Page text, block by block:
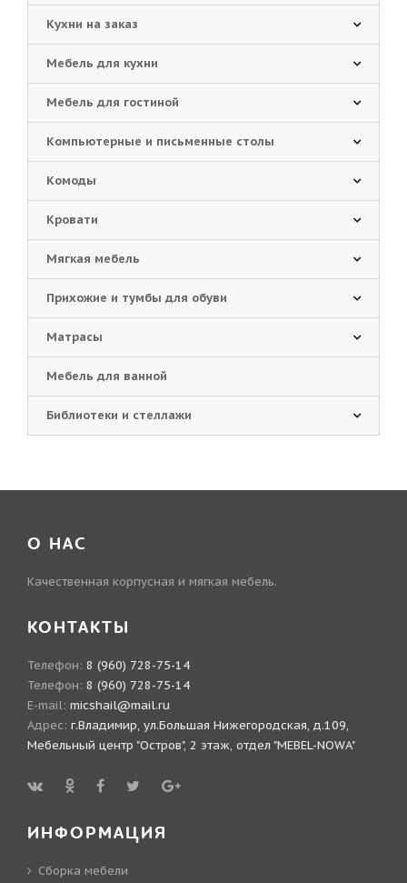
Кухни на заказ
Мебель для кухни
Мебель для гостиной
Компьютерные и письменные столы
Комоды
Кровати
Мягкая мебель
Прихожие и тумбы для обуви
Матрасы
Мебель для ванной
Библиотеки и стеллажи
О НАС
Качественная корпусная и мягкая мебель.
КОНТАКТЫ
Телефон: 8 (960) 728-75-14
Телефон: 8 (960) 728-75-14
E-mail: micshail@mail.ru
Адрес: г.Владимир, ул.Большая Нижегородская, д.109,
Мебельный центр "Остров", 2 этаж, отдел "MEBEL-NOWA"
ИНФОРМАЦИЯ
Сборка мебели